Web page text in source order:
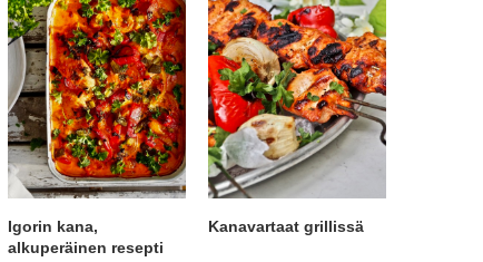
Igorin kana,
alkuperäinen resepti
Kanavartaat grillissä